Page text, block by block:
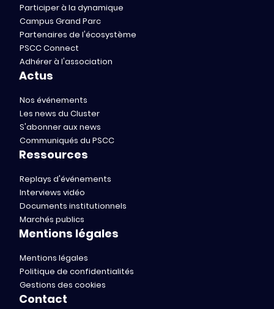
Participer à la dynamique
Campus Grand Parc
Partenaires de l'écosystème
PSCC Connect
Adhérer à l'association
Actus
Nos événements
Les news du Cluster
S'abonner aux news
Communiqués du PSCC
Ressources
Replays d'événements
Interviews vidéo
Documents institutionnels
Marchés publics
Mentions légales
Mentions légales
Politique de confidentialités
Gestions des cookies
Contact